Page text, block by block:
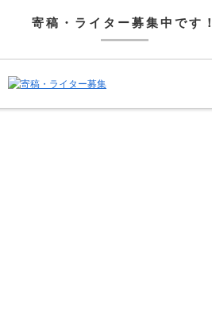
寄稿・ライター募集中です！